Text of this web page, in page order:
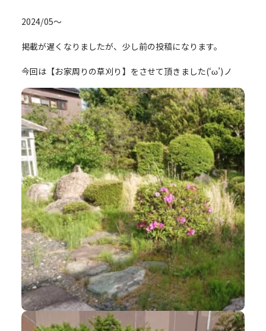
2024/05～
掲載が遅くなりましたが、少し前の投稿になります。
今回は【お家周りの草刈り】をさせて頂きました(‘ω’)ノ